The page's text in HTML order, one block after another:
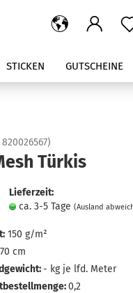
STICKEN GUTSCHEINE
820026567)
Türkis
Lieferzeit:
ca. 3-5 Tage (Ausland
150 g/m²
70 cm
- kg je lfd. Meter
0,2